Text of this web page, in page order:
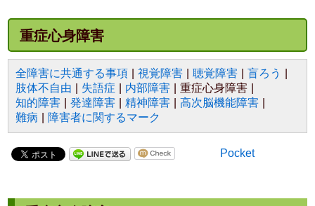
重症心身障害
全障害に共通する事項 視覚障害 聴覚障害
盲ろう
肢体不自由
失語症 内部障害
重症心身障害
知的障害
発達障害 精神障害
高次脳機能障害
難病
障害者に関するマーク
Pocket